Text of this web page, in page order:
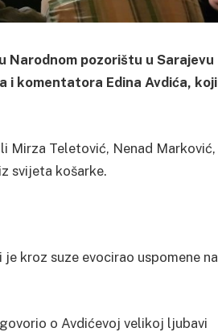
Narodnom pozorištu u Sarajevu
i komentatora Edina Avdića, koji
Mirza Teletović, Nenad Marković,
svijeta košarke.
kroz suze evocirao uspomene na
o Avdićevoj velikoj ljubavi